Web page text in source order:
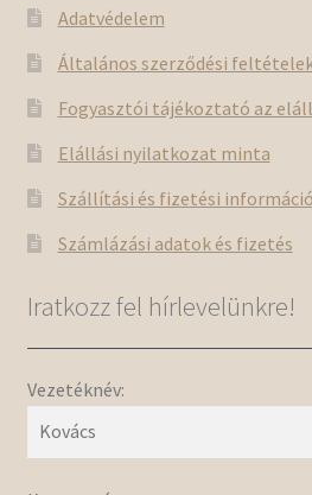
Adatvédelem
Általános szerződési
Fogyasztói tájékoztató az
Elállási nyilatkozat minta
Szállítási és fizetési
Számlázási adatok és fizetés
Iratkozz fel hírlevelünkre!
Vezetéknév: